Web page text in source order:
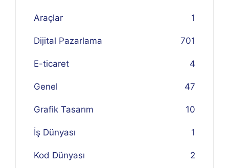
Araçlar 1
Dijital Pazarlama 701
E-ticaret 4
Genel 47
Grafik Tasarım 10
İş Dünyası 1
Kod Dünyası 2